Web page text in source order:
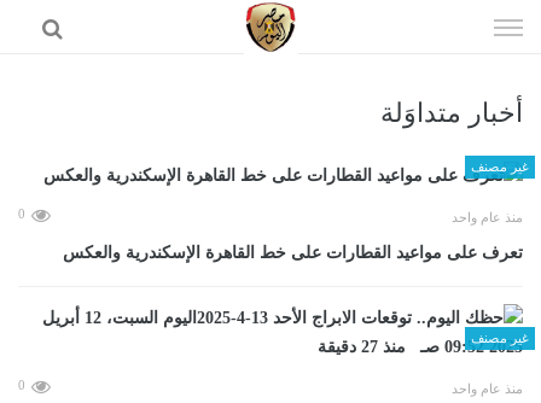
الى
أخبار متداوَلة
غير مصنف
منذ عام واحد 0
تعرف على مواعيد القطارات على خط القاهرة الإسكندرية والعكس
غير مصنف
منذ عام واحد 0